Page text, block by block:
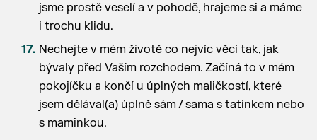
jsme prostě veselí a v pohodě, hrajeme si a máme
i trochu klidu.
Nechejte v mém životě co nejvíc věcí tak, jak
bývaly před Vaším rozchodem. Začíná to v mém
pokojíčku a končí u úplných maličkostí, které
jsem dělával(a) úplně sám / sama s tatínkem nebo
s maminkou.